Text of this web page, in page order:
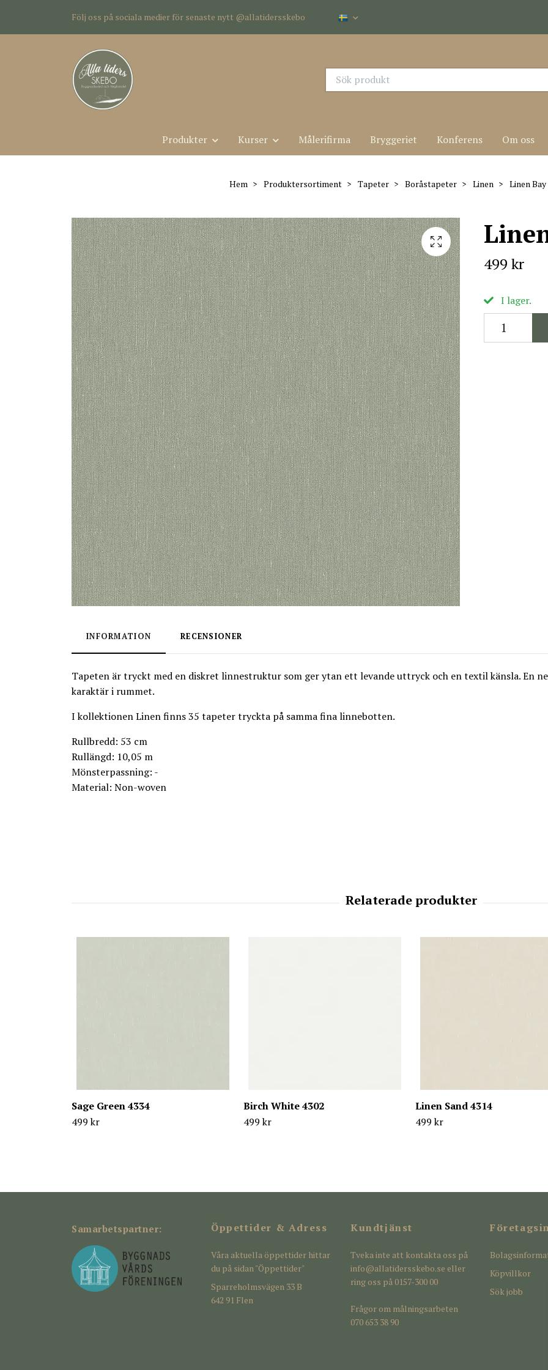
Följ oss på sociala medier för senaste nytt @allatidersskebo
Produkter Kurser Målerifirma Bryggeriet Konferens Om oss
Hem Produktersortiment Tapeter Boråstapeter Linen Linen Bay
499 kr
I lager.
INFORMATION RECENSIONER
Tapeten är tryckt med en diskret linnestruktur som ger ytan ett levande uttryck och en textil känsla. En
karaktär i rummet.
I kollektionen Linen finns 35 tapeter tryckta på samma fina linnebotten.
Rullbredd: 53 cm
Rullängd: 10,05 m
Mönsterpassning: -
Material: Non-woven
Sage Green 4334
499 kr
Birch White 4302
499 kr
Linen Sand 4314
499 kr
Samarbetspartner: Öppettider & Adress
Våra aktuella öppettider hittar
du på sidan "Öppettider"
Sparreholmsvägen 33 B
642 91 Flen
Kundtjänst
Tveka inte att kontakta oss på
info@allatidersskebo.se eller
ring oss på 0157-300 00
Frågor om målningsarbeten
070 653 38 90
Köpvillkor
Sök jobb